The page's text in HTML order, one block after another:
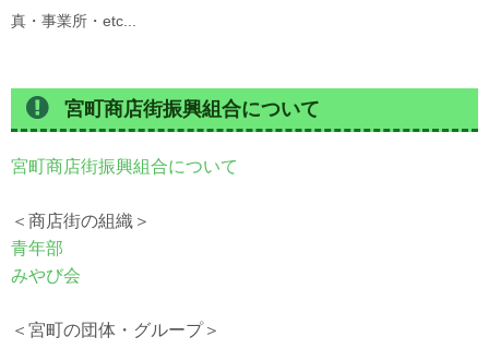
真・事業所・etc...
宮町商店街振興組合について
宮町商店街振興組合について
＜商店街の組織＞
青年部
みやび会
＜宮町の団体・グループ＞